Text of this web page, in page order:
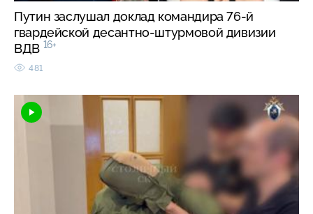
Путин заслушал доклад командира 76-й
гвардейской десантно-штурмовой дивизии
ВДВ 16+
481